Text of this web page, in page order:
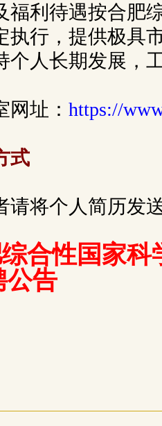
福利待遇按合肥
执行，提供极具
个人长期发展，
网址： https://
式
请将个人简历发
合性国家科
公告